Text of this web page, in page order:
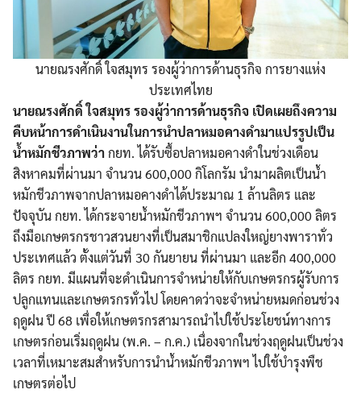
นายณรงศักดิ์ ใจสมุทร รองผู้ว่าการด้านธุรกิจ การยางแห่ง
ประเทศไทย
นายณรงศักดิ์ ใจสมุทร รองผู้ว่าการด้านธุรกิจ เปิดเผยถึงความ
คืบหน้าการดำเนินงานในการนำปลาหมอคางดำมาแปรรูปเป็น
น้ำหมักชีวภาพว่ากยท. ได้รับซื้อปลาหมอคางดำในช่วงเดือน
สิงหาคมที่ผ่านมา จำนวน 600,000 กิโลกรัม นำมาผลิตเป็นน้ำ
หมักชีวภาพจากปลาหมอคางดำได้ประมาณ 1 ล้านลิตร และ
ปัจจุบัน กยท. ได้กระจายน้ำหมักชีวภาพฯ จำนวน 600,000 ลิตร
ถึงมือเกษตรกรชาวสวนยางที่เป็นสมาชิกแปลงใหญ่ยางพาราทั่ว
ประเทศแล้ว ตั้งแต่วันที่ 30 กันยายน ที่ผ่านมา และอีก 400,000
ลิตร กยท. มีแผนที่จะดำเนินการจำหน่ายให้กับเกษตรกรผู้รับการ
ปลูกแทนและเกษตรกรทั่วไป โดยคาดว่าจะจำหน่ายหมดก่อนช่วง
ฤดูฝน ปี 68 เพื่อให้เกษตรกรสามารถนำไปใช้ประโยชน์ทางการ
เกษตรก่อนเริ่มฤดูฝน (พ.ค. – ก.ค.) เนื่องจากในช่วงฤดูฝนเป็นช่วง
เวลาที่เหมาะสมสำหรับการนำน้ำหมักชีวภาพฯ ไปใช้บำรุงพืช
เกษตรต่อไป